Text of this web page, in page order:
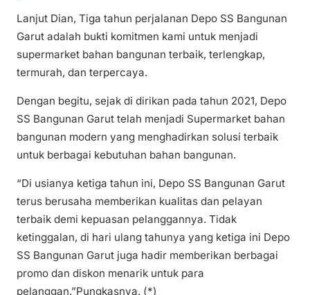
Lanjut Dian, Tiga tahun perjalanan Depo SS Bangunan
Garut adalah bukti komitmen kami untuk menjadi
supermarket bahan bangunan terbaik, terlengkap,
termurah, dan terpercaya.
Dengan begitu, sejak di dirikan pada tahun 2021, Depo
SS Bangunan Garut telah menjadi Supermarket bahan
bangunan modern yang menghadirkan solusi terbaik
untuk berbagai kebutuhan bahan bangunan.
“Di usianya ketiga tahun ini, Depo SS Bangunan Garut
terus berusaha memberikan kualitas dan pelayan
terbaik demi kepuasan pelanggannya. Tidak
ketinggalan, di hari ulang tahunya yang ketiga ini Depo
SS Bangunan Garut juga hadir memberikan berbagai
promo dan diskon menarik untuk para
pelanggan.”Pungkasnya. (*)